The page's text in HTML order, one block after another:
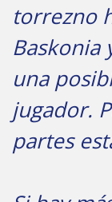
torrezno
Baskonia
una
jugador.
partes